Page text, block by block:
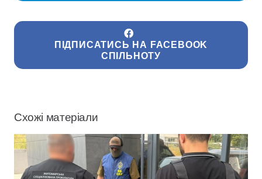
ПІДПИСАТИСЬ НА FACEBOOK
СПІЛЬНОТУ
Схожі матеріали